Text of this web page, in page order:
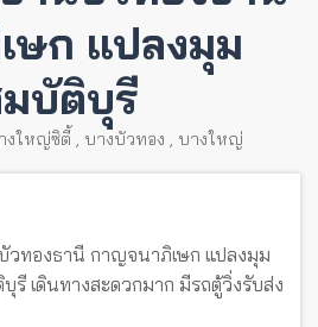
ษก แปลงมุม
บัติบุรี
งใหญ่ซิตี้ , บางบัวทอง , บางใหญ่
วทองธานี กาญจนาภิเษก แปลงมุม
รี เดินทางสะดวกมาก มีรถตู้วิ่งรับส่ง